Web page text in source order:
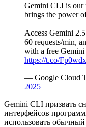
Gemini CLI is our
brings the power
Access Gemini
60 requests/min,
with a free
https://t.co/
— Google Cloud
2025
Gemini CLI призвать
интерфейсов
использовать